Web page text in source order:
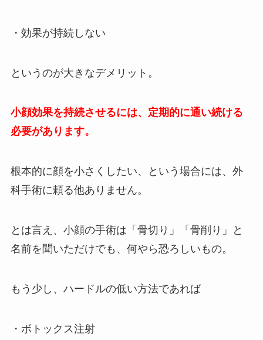
・効果が持続しない
というのが大きなデメリット。
小顔効果を持続させるには、定期的に通い続ける
必要があります。
根本的に顔を小さくしたい、という場合には、外
科手術に頼る他ありません。
とは言え、小顔の手術は「骨切り」「骨削り」と
名前を聞いただけでも、何やら恐ろしいもの。
もう少し、ハードルの低い方法であれば
・ボトックス注射